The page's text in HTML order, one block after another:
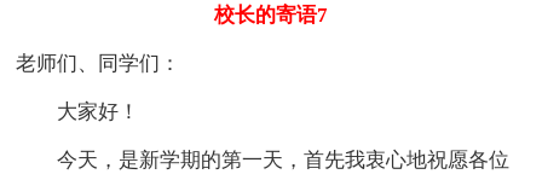
校长的寄语7
老师们、同学们：
大家好！
今天，是新学期的第一天，首先我衷心地祝愿各位